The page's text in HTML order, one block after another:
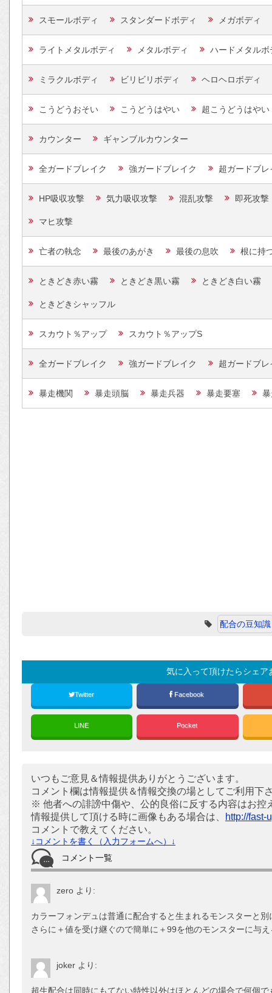
スモールボディ スタンダードボディ メガボディ
ライトメタルボディ メタルボディ ハードメタルボ
ミラクルボディ ビリビリボディ ヘロヘロボディ
こうどうおそい こうどうはやい 超こうどうはやい
カウンター ギャンブルカウンター
全ガードブレイク 強ガードブレイク 超ガードブレ
HP吸収攻撃 気力吸収攻撃 混乱攻撃 即死攻撃
マヒ攻撃
亡者の執念 最後のあがき 最後の息吹 根に持
ときどき赤い霧 ときどき黒い霧 ときどき白い霧
ときどきシャッフル
スカウト％アップ スカウト％アップS
全ガードブレイク 強ガードブレイク 超ガードブレ
暴走機関 暴走頭脳 暴走兵器 暴走要塞
配合の豆知識
気に入って頂けたらシェア
Twitter Facebook
LINE Pocket
いつもご意見＆情報提供ありがとうございます。
コメント欄は情報提供＆情報交換の場としてご利用下
※ 他者への誹謗中傷や、公的良俗に反する内容はお控
情報提供して頂ける時に画像もある場合は、
http://fast-
コメントで教えてください。
↓コメントを書く（入力フォームへ）↓
コメント一覧
zero より:
カラーフォンデュは普通に配合すると生まれるモンスターと
さらに＋値を受け継ぐので簡単に＋99を他のモンスターに与
joker より:
超生配合は同時にもてない特性以外はほとんどの場合で何個